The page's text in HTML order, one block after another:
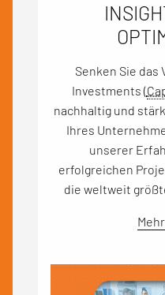
Senken Sie
Investments (
nachhaltig und
Ihres
unserer
erfolgreichen
die weltweit